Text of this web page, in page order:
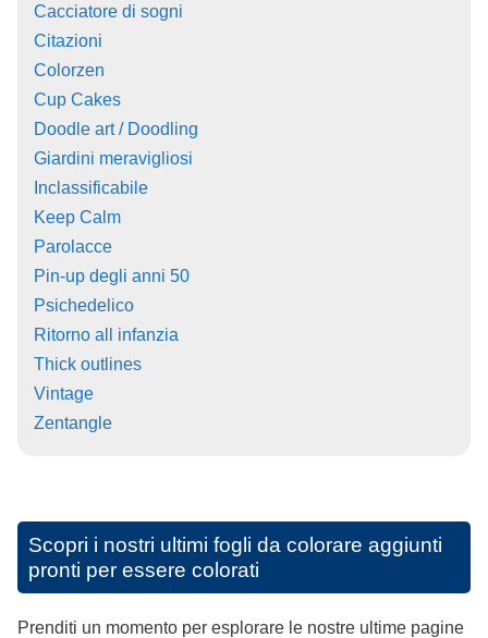
Cacciatore di sogni
Citazioni
Colorzen
Cup Cakes
Doodle art / Doodling
Giardini meravigliosi
Inclassificabile
Keep Calm
Parolacce
Pin-up degli anni 50
Psichedelico
Ritorno all infanzia
Thick outlines
Vintage
Zentangle
Scopri i nostri ultimi fogli da colorare aggiunti
pronti per essere colorati
Prenditi un momento per esplorare le nostre ultime pagine